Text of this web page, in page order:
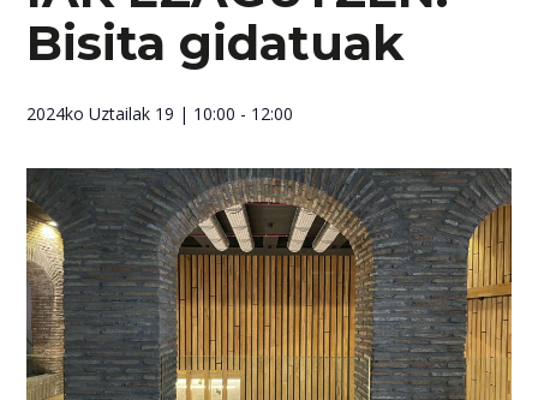
Bisita gidatuak
2024ko Uztailak 19 | 10:00 - 12:00